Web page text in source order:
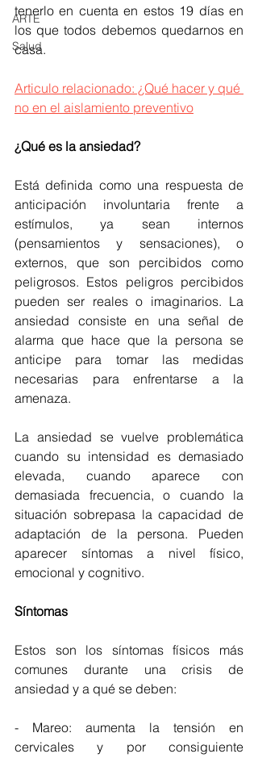
ARTE
Salud
tenerlo en cuenta en estos 19 días en
los que todos debemos quedarnos en
casa.
Articulo relacionado: ¿Qué hacer y qué
no en el aislamiento preventivo
¿Qué es la ansiedad?
Está definida como una respuesta de
anticipación involuntaria frente a
estímulos, ya sean internos
(pensamientos y sensaciones), o
externos, que son percibidos como
peligrosos. Estos peligros percibidos
pueden ser reales o imaginarios. La
ansiedad consiste en una señal de
alarma que hace que la persona se
anticipe para tomar las medidas
necesarias para enfrentarse a la
amenaza.
La ansiedad se vuelve problemática
cuando su intensidad es demasiado
elevada, cuando aparece con
demasiada frecuencia, o cuando la
situación sobrepasa la capacidad de
adaptación de la persona. Pueden
aparecer síntomas a nivel físico,
emocional y cognitivo.
Síntomas
Estos son los síntomas físicos más
comunes durante una crisis de
ansiedad y a qué se deben:
- Mareo: aumenta la tensión en
cervicales y por consiguiente